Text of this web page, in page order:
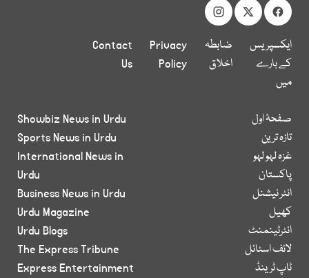
ایکسپریس
کے بارے
میں
ضابطہ
اخلاق
Privacy
Policy
Contact
Us
صفحۂ اول
تازہ ترین
غزہ لہو لہو
پاکستان
انٹر نیشنل
کھیل
انٹرٹینمنٹ
لائف اسٹائل
ٹاپ ٹرینڈ
Showbiz News in Urdu
Sports News in Urdu
International News in
Urdu
Business News in Urdu
Urdu Magazine
Urdu Blogs
The Express Tribune
Express Entertainment